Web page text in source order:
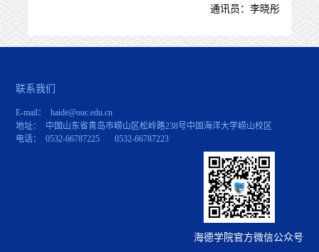
通讯员：李晓彤
联系我们
E-mail： haide@ouc.edu.cn
地址： 中国山东省青岛市崂山区松岭路238号中国海洋大学崂山校区
电话： 0532-66787225 0532-66787223
海德学院官方微信公众号